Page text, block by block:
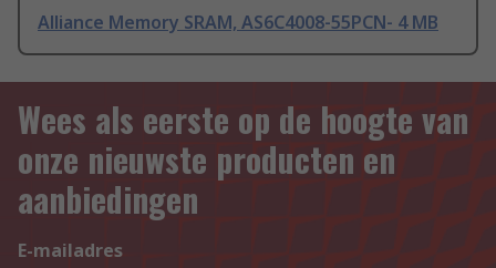
Alliance Memory SRAM, AS6C4008-55PCN- 4 MB
Wees als eerste op de hoogte van
onze nieuwste producten en
aanbiedingen
E-mailadres